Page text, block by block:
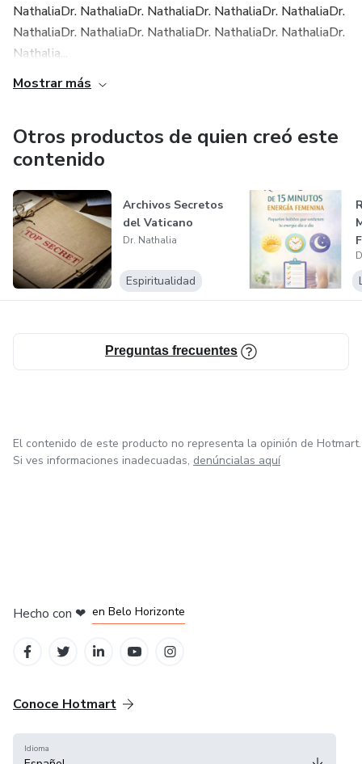
NathaliaDr. NathaliaDr. NathaliaDr. NathaliaDr. NathaliaDr.
NathaliaDr. NathaliaDr. NathaliaDr. NathaliaDr. NathaliaDr.
Nathalia...
Mostrar más
Otros productos de quien creó este
contenido
Archivos Secretos
del Vaticano
Dr. Nathalia
Espiritualidad
Preguntas frecuentes
El contenido de este producto no representa la opinión de Hotmart.
Si ves informaciones inadecuadas, denúncialas aquí
Hecho con ❤ en Belo Horizonte
Conoce Hotmart
Idioma